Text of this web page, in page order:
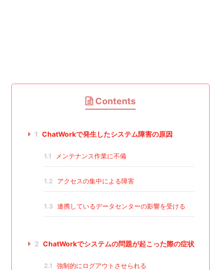
Contents
1 ChatWorkで発生したシステム障害の原因
1.1 メンテナンス作業に不備
1.2 アクセスの集中による障害
1.3 連携しているデータセンターの影響を受ける
2 ChatWorkでシステムの問題が起こった際の症状
2.1 強制的にログアウトさせられる